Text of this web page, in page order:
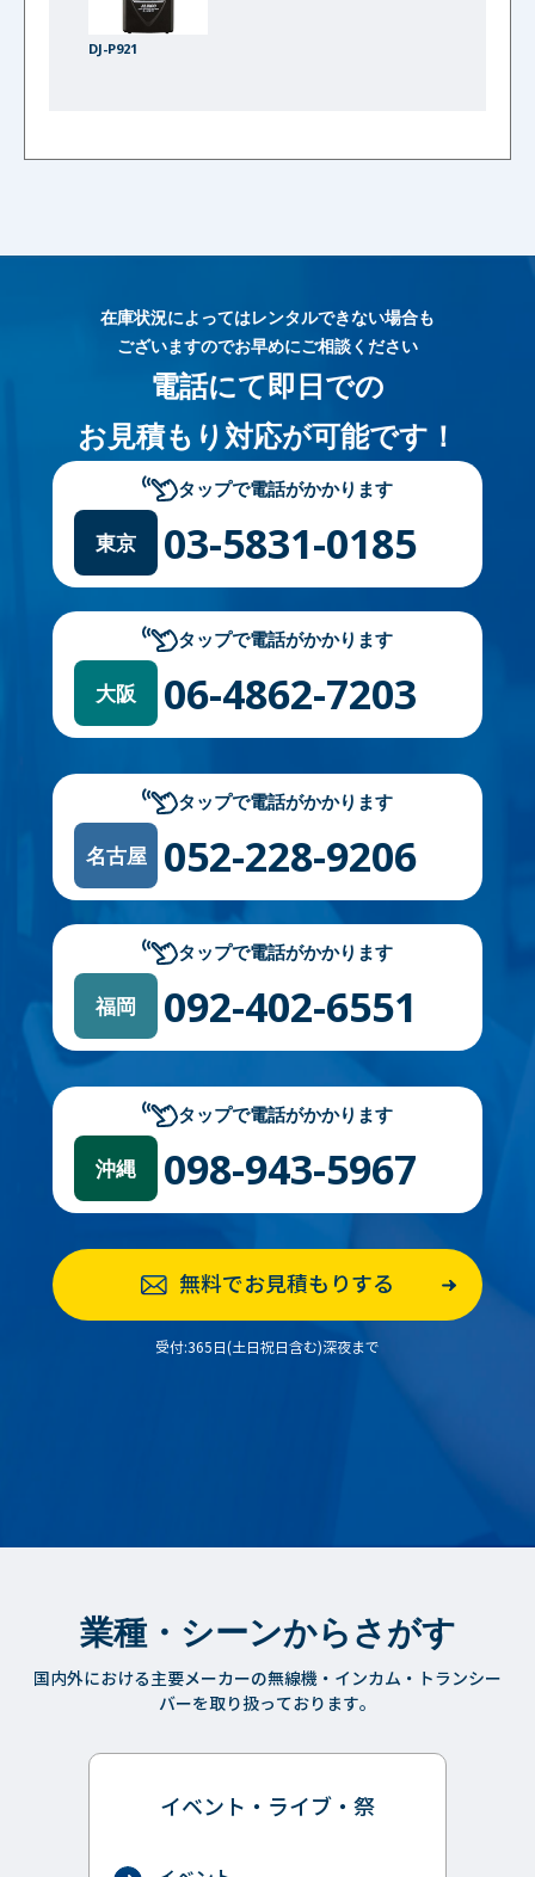
DJ-P921
在庫状況によってはレンタルできない場合も
ございますのでお早めにご相談ください
電話にて即日での
お見積もり対応が可能です！
タップで電話がかかります
東京 03-5831-0185
タップで電話がかかります
大阪 06-4862-7203
タップで電話がかかります
名古屋 052-228-9206
タップで電話がかかります
福岡 092-402-6551
タップで電話がかかります
沖縄 098-943-5967
無料でお見積もりする
受付:365日(土日祝日含む)深夜まで
業種・シーンからさがす
国内外における主要メーカーの無線機・インカム・トランシー
バーを取り扱っております。
イベント・ライブ・祭